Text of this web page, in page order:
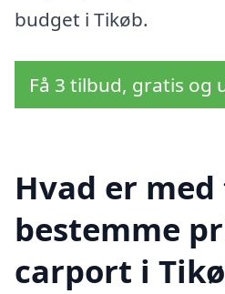
budget i Tikøb.
Få 3 tilbud, gratis og
Hvad er
bestemme
carport i